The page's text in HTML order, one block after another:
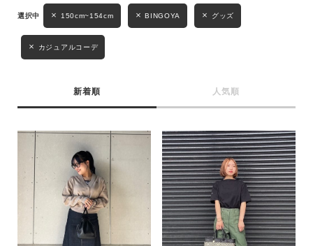
MENS LADIES
カテゴリ
ブランド
150cm~154cm BINGOYA グッズ
カジュアルコーデ
新着順 人気順